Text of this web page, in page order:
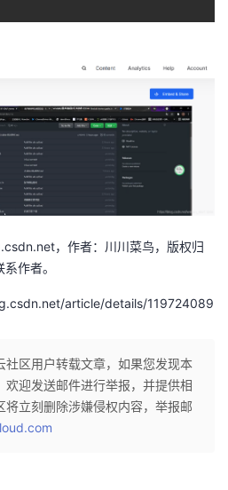
，作者：川川菜鸟，版权归
作者。
article/details/119724089
社区用户转载文章，如果您发现本
迎发送邮件进行举报，并提供相
将立刻删除涉嫌侵权内容，举报邮